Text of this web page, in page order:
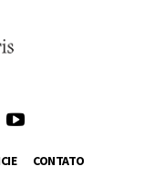
CONTATO